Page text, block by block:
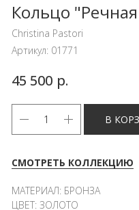
Кольцо
Christina Pastori
Артикул: 01771
45 500 р.
В
СМОТРЕТЬ КОЛЛЕКЦИЮ
МАТЕРИАЛ: БРОНЗА
ЦВЕТ: ЗОЛОТО